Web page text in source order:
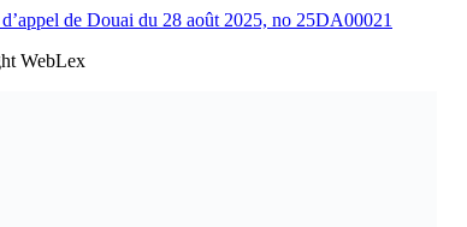
de Douai du 28 août 2025, no 25DA00021
WebLex